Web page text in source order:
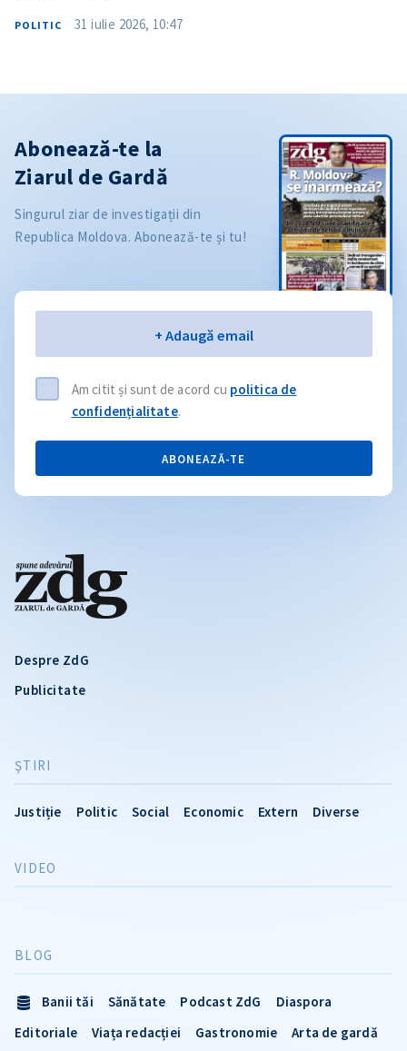
POLITIC 31 iulie 2026, 10:47
Despre ZdG
Publicitate
ŞTIRI
Justiție Politic Social Economic Extern Diverse
VIDEO
BLOG
Banii tăi Sănătate Podcast ZdG
Diaspora
Editoriale
Viața redacției Gastronomie
Arta de gardă
Abonează-te la
Ziarul de Gardă
Singurul ziar de investigații din
Republica Moldova. Abonează-te și tu!
+ Adaugă email
Am citit și sunt de acord cu politica de
confidențialitate.
ABONEAZĂ-TE